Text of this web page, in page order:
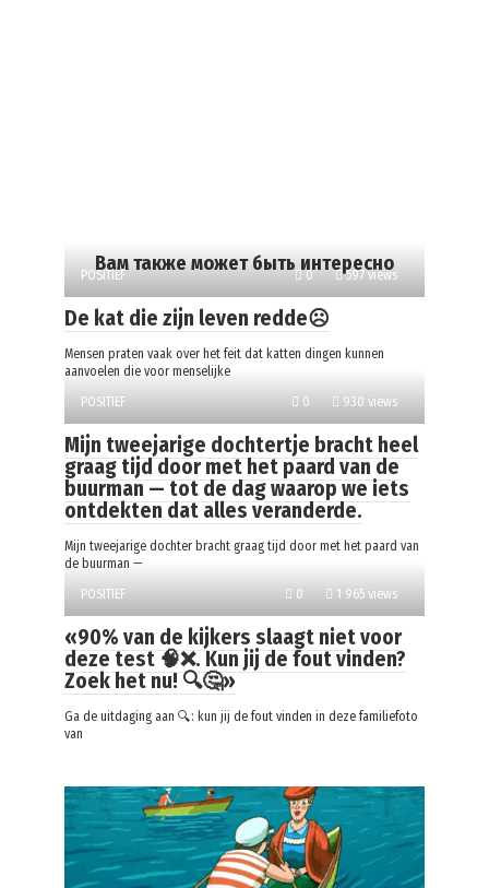
Вам также может быть интересно
POSITIEF 0 597 views
De kat die zijn leven redde☹️
Mensen praten vaak over het feit dat katten dingen kunnen
aanvoelen die voor menselijke
POSITIEF
0 930 views
Mijn tweejarige dochtertje bracht heel
graag tijd door met het paard van de
buurman — tot de dag waarop we iets
ontdekten dat alles veranderde.
Mijn tweejarige dochter bracht graag tijd door met het paard van
de buurman —
POSITIEF
0 1 965 views
«90% van de kijkers slaagt niet voor
deze test 🧠❌. Kun jij de fout vinden?
Zoek het nu! 🔍🤔»
Ga de uitdaging aan 🔍: kun jij de fout vinden in deze familiefoto
van